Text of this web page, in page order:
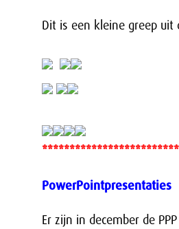
Dit is een kleine greep uit
PowerPointpresentaties
Er zijn in december de